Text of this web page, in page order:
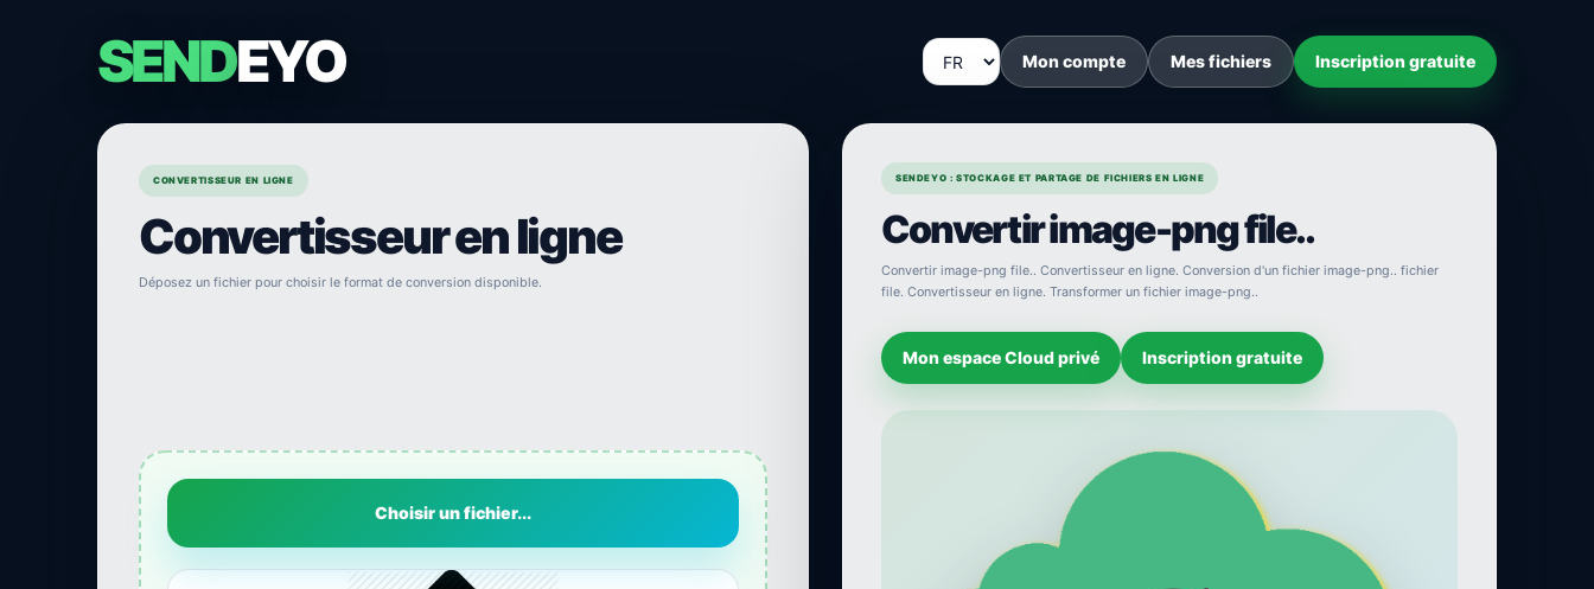
SENDEYO Mon compte Mes fichiers Inscription gratuite
CONVERTISSEUR EN LIGNE
Convertisseur en ligne
Déposez un fichier pour choisir le format de conversion disponible.
Choisir un fichier...
SENDEYO : STOCKAGE ET PARTAGE DE FICHIERS EN LIGNE
Convertir image-png file..
Convertir image-png file.. Convertisseur en ligne. Conversion d'un fichier image-png.. fichier
file. Convertisseur en ligne. Transformer un fichier image-png..
Mon espace Cloud privé Inscription gratuite